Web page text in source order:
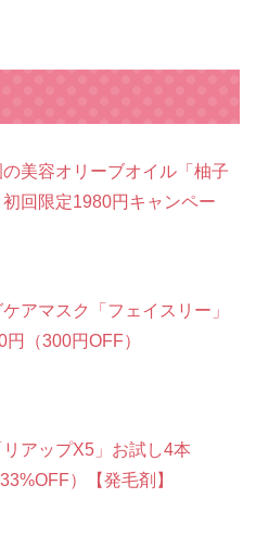
美容オリーブオイル「柚子
初回限定1980円キャンペー
アマスク「フェイスリー」
（300円OFF）
アップX5」お試し4本
）【発毛剤】